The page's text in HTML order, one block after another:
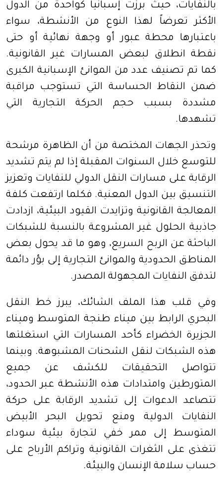
بالنفايات، حيث برزت إسبانيا كواحدة من الدول
الأكثر تعرضاً لهذا النوع من الأنشطة، سواء
باعتبارها محطة عبور أو وجهة نهائية أو حتى
نقطة انطلاق لبعض المسارات غير القانونية.
كما تم تصنيف عدد من الموانئ الإسبانية الكبرى
ضمن النقاط الحساسة التي تستوجب مراقبة
مشددة بسبب حجم الحركة التجارية التي
تشهدها.
وتحذر الجهات المختصة من أن الظاهرة مرشحة
للتوسع خلال السنوات المقبلة إذا لم يتم تشديد
الرقابة على مسارات النقل الدولي للنفايات وتعزيز
التنسيق بين الدول المعنية. فكلما ارتفعت كلفة
المعالجة القانونية وتزايدت القيود البيئية، ازدادت
جاذبية الحلول غير المشروعة بالنسبة للشبكات
الباحثة عن الربح السريع، وهو ما قد يحول بعض
المناطق الحدودية والموانئ التجارية إلى بؤر دائمة
لتدفق النفايات المجهولة المصدر.
وفي قلب هذا الملف الشائك، يبرز خط النقل
البحري الرابط بين ميناء طنجة المتوسط وميناء
الجزيرة الخضراء كأحد المسارات التي استغلتها
هذه الشبكات لنقل الشحنات المشبوهة. وبينما
تتواصل التحقيقات للكشف عن جميع
المتورطين وامتدادات هذه الأنشطة عبر الحدود،
تتصاعد الدعوات إلى تشديد الرقابة على حركة
النفايات الدولية ومنع تحويل البحر الأبيض
المتوسط إلى ممر خفي لتجارة بيئية سوداء
تتغذى على الثغرات القانونية وتراكم الأرباح على
حساب سلامة الإنسان والبيئة.